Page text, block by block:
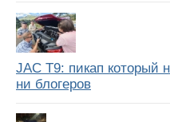
JAC T9: пикап который
ни блогеров